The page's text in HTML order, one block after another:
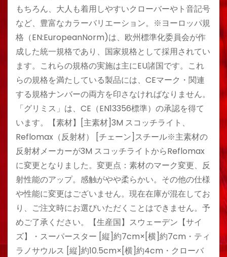
もちろん、大人も着用しやすいクローバーやト音記号
など、豊富なカラーバリエーション。※ヨーロッパ規
格（EN:EuropeanNorm)は、欧州標準化委員会が作
成した統一規格であり、国家規格として採用されてい
ます。これらの規格の実施は主にEU諸国です。これ
らの規格を満たしている製品には、CEマーク・関連
する規格ナンバーの両方を印さなければなりません。
「グリミス」は、CE（EN13356標準）の承認を得て
います。【素材】[主素材]3M スコッチライト、
Reflomax（反射材） [チェーン]スチール※主素材の
反射材メーカーが3M スコッチライトからReflomax
に変更となりました。変更点：素材のマーク変更、反
射性能のアップ。感触がやや柔らかい。その他の仕様
や性能に変更はございません。現在在庫が混在してお
り、ご注文時にお選びいただくことはできません。予
めご了承ください。【生産国】スウェーデン【サイ
ズ】・スーパースター [縦]約7cm×[横]約7cm・ティ
ラノサウルス [縦]約10.5cm×[横]約4cm・クローバ